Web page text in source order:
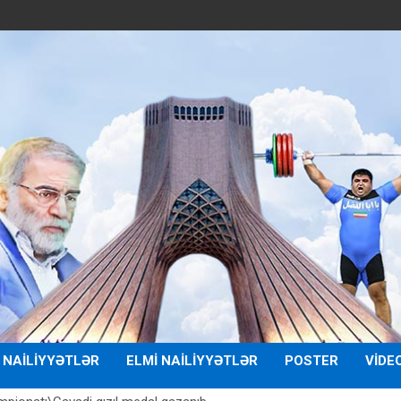
NAILIYYƏTLƏR ELMI NAILIYYƏTLƏR POSTER